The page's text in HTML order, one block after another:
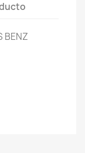
BENZ